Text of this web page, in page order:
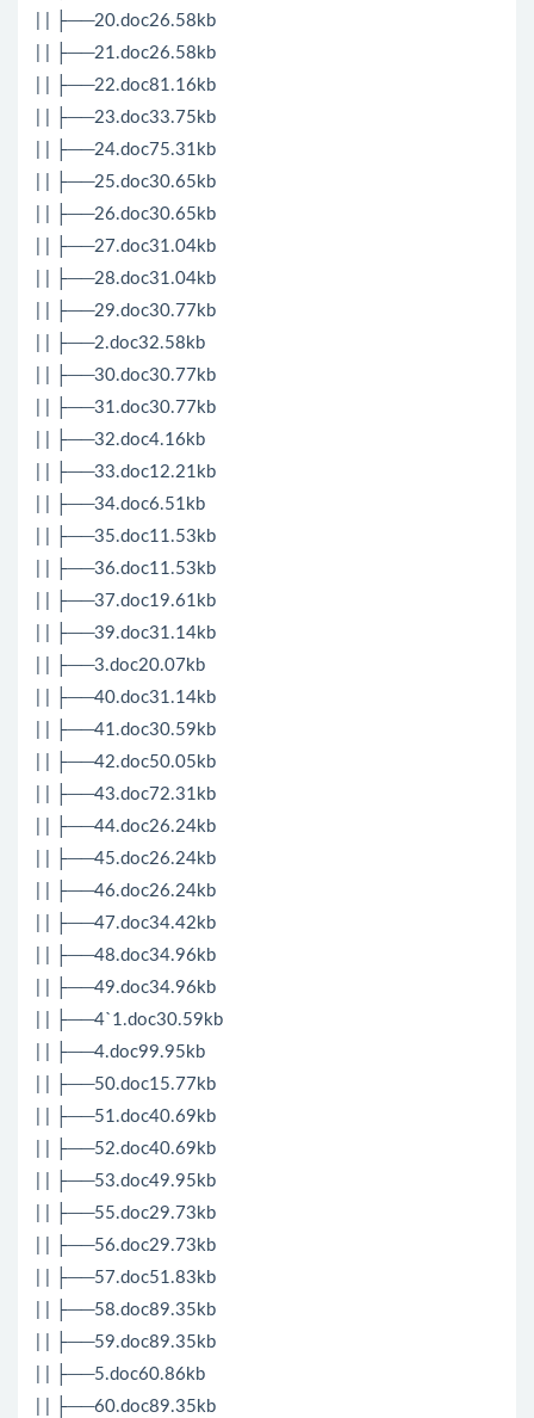
| | ├──20.doc26.58kb
| | ├──21.doc26.58kb
| | ├──22.doc81.16kb
| | ├──23.doc33.75kb
| | ├──24.doc75.31kb
| | ├──25.doc30.65kb
| | ├──26.doc30.65kb
| | ├──27.doc31.04kb
| | ├──28.doc31.04kb
| | ├──29.doc30.77kb
| | ├──2.doc32.58kb
| | ├──30.doc30.77kb
| | ├──31.doc30.77kb
| | ├──32.doc4.16kb
| | ├──33.doc12.21kb
| | ├──34.doc6.51kb
| | ├──35.doc11.53kb
| | ├──36.doc11.53kb
| | ├──37.doc19.61kb
| | ├──39.doc31.14kb
| | ├──3.doc20.07kb
| | ├──40.doc31.14kb
| | ├──41.doc30.59kb
| | ├──42.doc50.05kb
| | ├──43.doc72.31kb
| | ├──44.doc26.24kb
| | ├──45.doc26.24kb
| | ├──46.doc26.24kb
| | ├──47.doc34.42kb
| | ├──48.doc34.96kb
| | ├──49.doc34.96kb
| | ├──4`1.doc30.59kb
| | ├──4.doc99.95kb
| | ├──50.doc15.77kb
| | ├──51.doc40.69kb
| | ├──52.doc40.69kb
| | ├──53.doc49.95kb
| | ├──55.doc29.73kb
| | ├──56.doc29.73kb
| | ├──57.doc51.83kb
| | ├──58.doc89.35kb
| | ├──59.doc89.35kb
| | ├──5.doc60.86kb
| | ├──60.doc89.35kb